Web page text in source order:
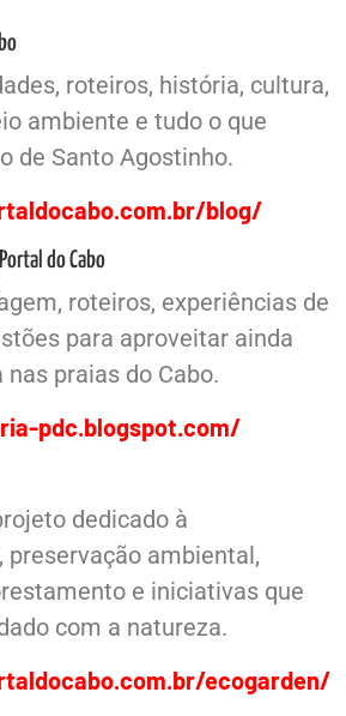
roteiros, história, cultura,
ambiente e tudo o que
de Santo Agostinho.
blog/
do Cabo
roteiros, experiências de
para aproveitar ainda
praias do Cabo.
pdc.blogspot.com/
dedicado à
preservação ambiental,
e iniciativas que
com a natureza.
ecogarden/